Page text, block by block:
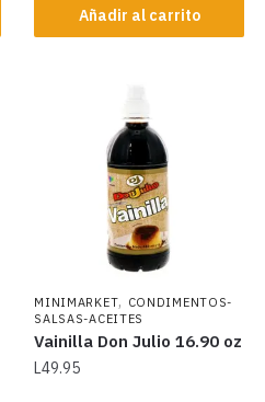
Añadir al carrito
MINIMARKET, CONDIMENTOS-
SALSAS-ACEITES
Vainilla Don Julio 16.90 oz
L49.95